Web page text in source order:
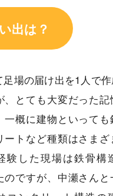
出は？
足場の届け出を1人で
、とても大変だった記
一概に建物といっても
ートなど種類はさまざ
験した現場は鉄骨構
のですが、中瀬さんと